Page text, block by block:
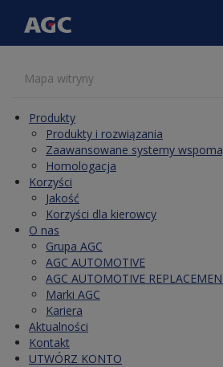
PL
Mapa witryny
Produkty
Produkty i rozwiązania
Zaawansowane systemy
Homologacja
Korzyści
Jakość
Korzyści dla kierowcy
O nas
Grupa AGC
AGC AUTOMOTIVE
AGC AUTOMOTIVE
Marki AGC
Kariera
Aktualności
Kontakt
UTWÓRZ KONTO